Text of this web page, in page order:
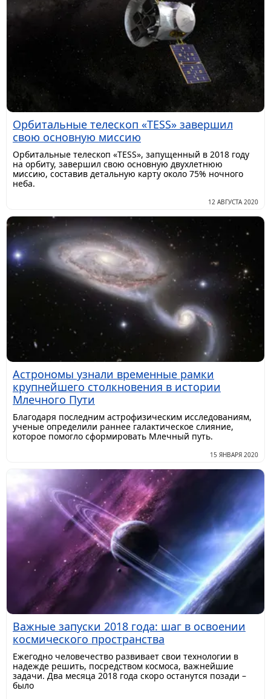
Орбитальные телескоп «TESS» завершил
свою основную миссию
Орбитальные телескоп «TESS», запущенный в 2018 году
на орбиту, завершил свою основную двухлетнюю
миссию, составив детальную карту около 75% ночного
неба.
12 АВГУСТА 2020
Астрономы узнали временные рамки
крупнейшего столкновения в истории
Млечного Пути
​Благодаря последним астрофизическим исследованиям,
ученые определили раннее галактическое слияние,
которое помогло сформировать Млечный путь.
15 ЯНВАРЯ 2020
Важные запуски 2018 года: шаг в освоении
космического пространства
Ежегодно человечество развивает свои технологии в
надежде решить, посредством космоса, важнейшие
задачи. Два месяца 2018 года скоро останутся позади –
было